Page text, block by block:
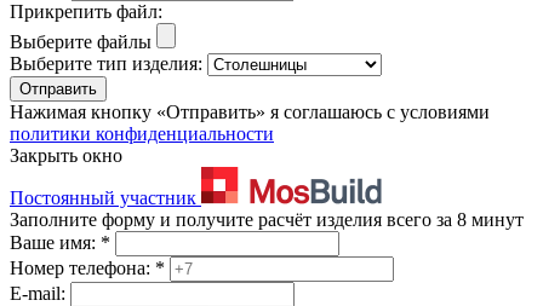
Прикрепить файл:
Выберите файлы
Выберите тип изделия:
Отправить
Нажимая кнопку «Отправить» я соглашаюсь с условиями
политики конфиденциальности
Закрыть окно
Постоянный участник
Заполните форму и получите расчёт изделия всего за 8 минут
Ваше имя: *
Номер телефона: *
E-mail: